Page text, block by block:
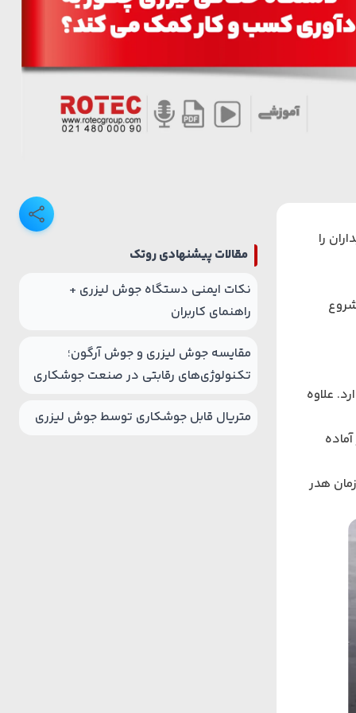
را
علاوه
هدر
مقالات پیشنهادی روتک
نکات ایمنی دستگاه جوش لیزری +
راهنمای کاربران
مقایسه جوش لیزری و جوش آرگون؛
تکنولوژی‌های رقابتی در صنعت جوشکاری
متریال قابل جوشکاری توسط جوش لیزری